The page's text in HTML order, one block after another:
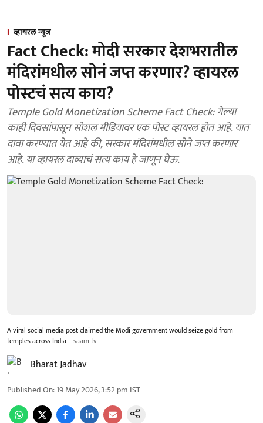
व्हायरल न्यूज
Fact Check: मोदी सरकार देशभरातील
मंदिरांमधील सोनं जप्त करणार? व्हायरल
पोस्टचं सत्य काय?
Temple Gold Monetization Scheme Fact Check: गेल्या
काही दिवसांपासून सोशल मीडियावर एक पोस्ट व्हायरल होत आहे. यात
दावा करण्यात येत आहे की, सरकार मंदिरांमधील सोने जप्त करणार
आहे. या व्हायरल दाव्याचं सत्य काय हे जाणून घेऊ.
A viral social media post claimed the Modi government would seize gold from
temples across India saam tv
Bharat Jadhav
Published On:19 May 2026, 3:52 pm IST